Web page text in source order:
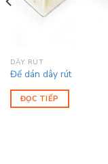
DÂY RÚT
Đế dán dây rút
ĐỌC TIẾP